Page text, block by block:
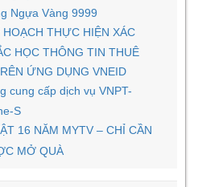
Ngựa Vàng 9999
THỰC HIỆN XÁC
HỌC THÔNG TIN THUÊ
ỨNG DỤNG VNEID
cung cấp dịch vụ VNPT-
S
16 NĂM MYTV – CHỈ CẦN
MỞ QUÀ